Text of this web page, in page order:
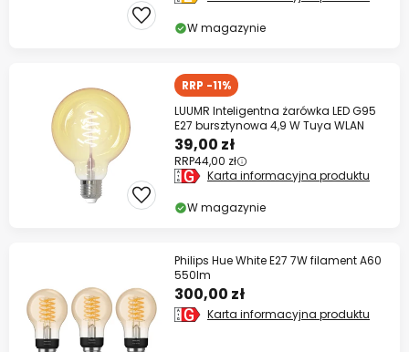
W magazynie
RRP -11%
LUUMR Inteligentna żarówka LED G95
E27 bursztynowa 4,9 W Tuya WLAN
39,00 zł
RRP44,00 zł
Karta informacyjna produktu
W magazynie
Philips Hue White E27 7W filament A60
550lm
300,00 zł
Karta informacyjna produktu